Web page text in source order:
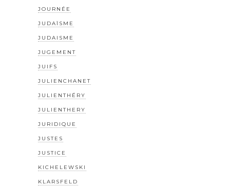
JOURNÉE
JUDAÏSME
JUDAISME
JUGEMENT
JUIFS
JULIENCHANET
JULIENTHÉRY
JULIENTHERY
JURIDIQUE
JUSTES
JUSTICE
KICHELEWSKI
KLARSFELD